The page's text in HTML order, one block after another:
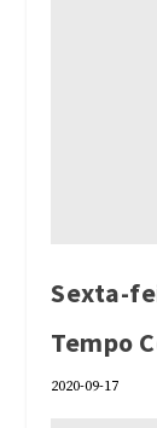
Sexta-
Tempo
2020-09-17